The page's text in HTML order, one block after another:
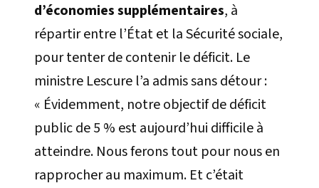
d’économies supplémentaires, à
répartir entre l’État et la Sécurité sociale,
pour tenter de contenir le déficit. Le
ministre Lescure l’a admis sans détour :
« Évidemment, notre objectif de déficit
public de 5 % est aujourd’hui difficile à
atteindre. Nous ferons tout pour nous en
rapprocher au maximum. Et c’était